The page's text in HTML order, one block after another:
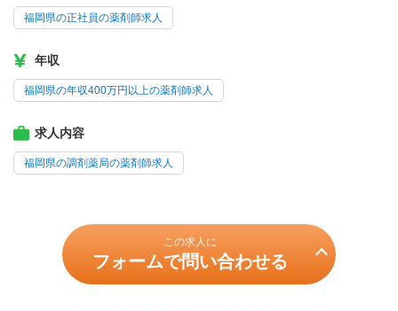
福岡県の正社員の薬剤師求人
年収
福岡県の年収400万円以上の薬剤師求人
求人内容
福岡県の調剤薬局の薬剤師求人
この求人に
フォームで問い合わせる